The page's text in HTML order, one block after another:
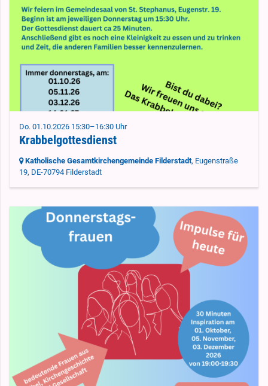
Do. 01.10.2026 15:30–16:30 Uhr
Krabbelgottesdienst
Katholische Gesamtkirchengemeinde Filderstadt, Eugenstraße
19, DE-70794 Filderstadt